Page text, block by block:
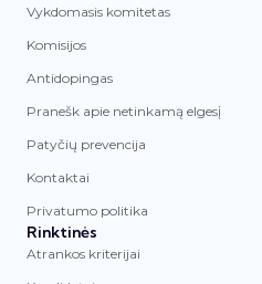
Vykdomasis komitetas
Komisijos
Antidopingas
Pranešk apie netinkamą elgesį
Patyčių prevencija
Kontaktai
Privatumo politika
Rinktinės
Atrankos kriterijai